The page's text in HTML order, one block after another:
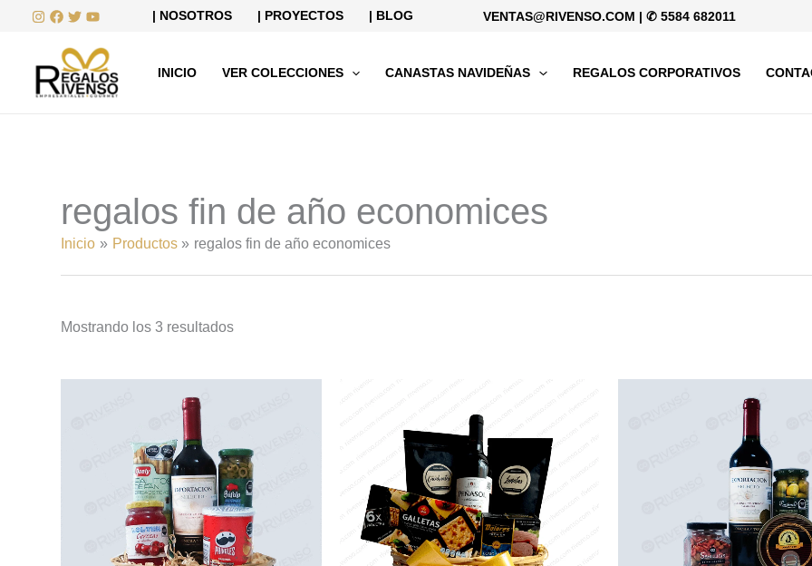
contenido
| NOSOTROS | PROYECTOS | BLOG VENTAS@RIVENSO.COM | ✆ 5584 682011
INICIO VER COLECCIONES CANASTAS NAVIDEÑAS REGALOS CORPORATIVOS
regalos fin de año economices
Inicio Productos regalos fin de año economices
Mostrando los 3 resultados
alto